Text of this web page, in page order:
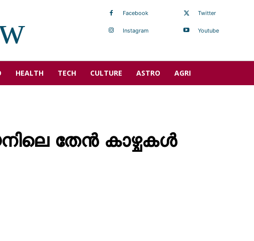
Facebook
Instagram
Twitter
Youtube
HEALTH TECH CULTURE ASTRO AGRI
തേൻ കാഴ്ചകൾ